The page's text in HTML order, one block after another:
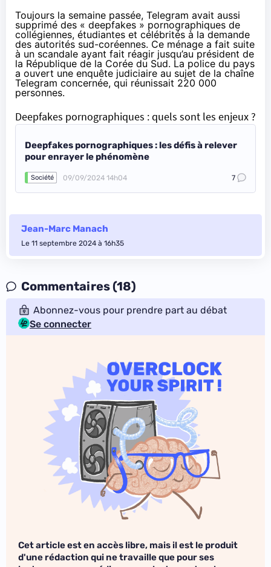
Toujours la semaine passée, Telegram avait aussi
supprimé des « deepfakes » pornographiques de
collégiennes, étudiantes et célébrités à la demande
des autorités sud-coréennes. Ce ménage a fait suite
à un scandale ayant fait réagir jusqu’au président de
la République de la Corée du Sud. La police du pays
a ouvert une enquête judiciaire au sujet de la chaîne
Telegram concernée, qui réunissait 220 000
personnes.
Deepfakes pornographiques : quels sont les enjeux ?
Deepfakes pornographiques : les défis à relever
pour enrayer le phénomène
Société 09/09/2024 14h04 7
Jean-Marc Manach
Le 11 septembre 2024 à 16h35
Commentaires (18)
Abonnez-vous pour prendre part au débat
Se connecter
Cet article est en accès libre, mais il est le produit
d'une rédaction qui ne travaille que pour ses